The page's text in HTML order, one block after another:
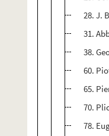
28. J.
31.
38.
60.
65.
70.
78.